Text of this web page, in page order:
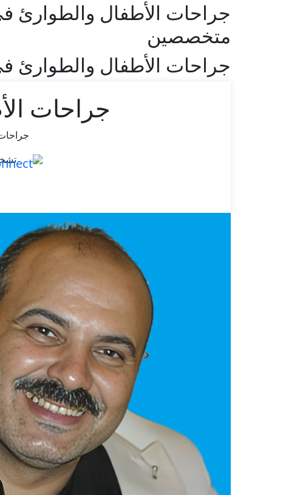
جراحات الأطفال والطوارئ
متخصصين
جراحات الأطفال والطوارئ
جراحات